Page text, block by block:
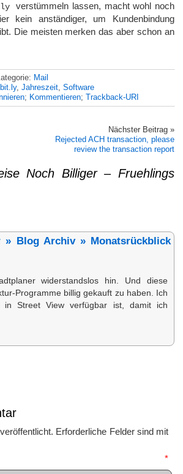
verstümmeln lassen, macht wohl noch
kein anständiger, um Kundenbindung
Die meisten merken das aber schon an
Mail
bit.ly, Jahreszeit, Software
; Kommentieren; Trackback-URI
Nächster Beitrag »
Rejected ACH transaction, please
review the transaction report
Noch Billiger – Fruehlings
» Blog Archiv » Monatsrückblick
widerstandslos hin. Und diese
Programme billig gekauft zu haben. Ich
in Street View verfügbar ist, damit ich
Erforderliche Felder sind mit
*